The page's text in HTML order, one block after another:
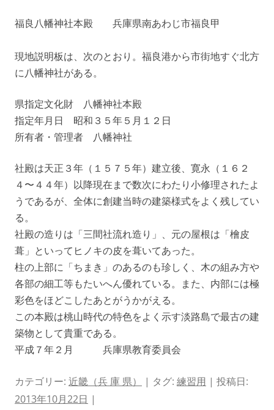
福良八幡神社本殿 兵庫県南あわじ市福良甲
現地説明板は、次のとおり。福良港から市街地すぐ北方
に八幡神社がある。
県指定文化財 八幡神社本殿
指定年月日 昭和３５年５月１２日
所有者・管理者 八幡神社
社殿は天正３年（１５７５年）建立後、寛永（１６２
４〜４４年）以降現在まで数次にわたり小修理されたよ
うであるが、全体に創建当時の建築様式をよく残してい
る。
社殿の造りは「三間社流れ造り」、元の屋根は「檜皮
葺」といってヒノキの皮を葺いてあった。
柱の上部に「ちまき」のあるのも珍しく、木の組み方や
各部の細工等もたいへん優れている。また、内部には極
彩色をほどこしたあとがうかがえる。
この本殿は桃山時代の特色をよく示す淡路島で最古の建
築物として貴重である。
平成７年２月 兵庫県教育委員会
カテゴリー: 近畿（兵 庫 県） | タグ: 練習用 | 投稿日:
2013年10月22日 |